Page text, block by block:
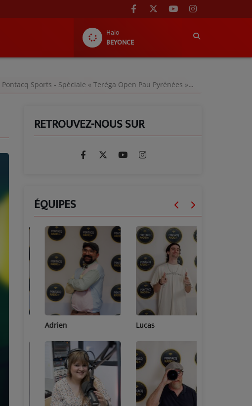
Halo
BEYONCE
Pontacq Sports - Spéciale « Teréga Open Pau Pyrénées » - Lundi 12 février 2024
RETROUVEZ-NOUS SUR
ÉQUIPES
Adrien Lucas